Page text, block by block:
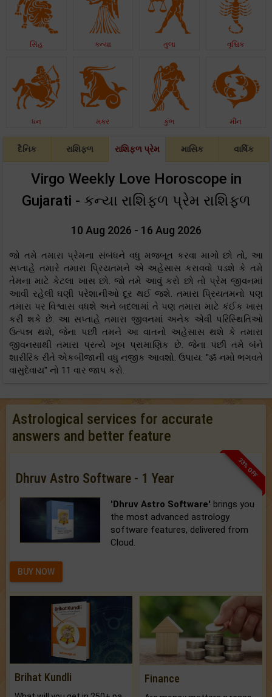
સિંહ કન્યા તુલા વૃશ્ચિક
ધન મકર કુંભ મીન
દૈનિક રાશિફળ રાશિફળ પ્રેમ માસિક વાર્ષિક
Virgo Weekly Love Horoscope in
Gujarati - કન્યા રાશિફળ પ્રેમ રાશિફળ
10 Aug 2026 - 16 Aug 2026
જો તમે તમારા પ્રેમના સંબંધને વધુ મજબૂત કરવા માગો છો તો, આ
સપ્તાહે તમારે તમારા પ્રિયતમને એ અહેસાસ કરાવવો પડશે કે તમે
તેમના માટે કેટલા ખાસ છો. જો તમે આવું કરો છો તો પ્રેમ જીવનમાં
આવી રહેલી ઘણી પરેશાનીઓ દૂર થઈ જશે. તમારા પ્રિયતમનો પણ
તમારા પર વિશ્વાસ વધશે અને બદલામાં તે પણ તમારા માટે કંઈક ખાસ
કરી શકે છે. આ સપ્તાહે તમારા જીવનમાં અનેક એવી પરિસ્થિતિઓ
ઉત્પન્ન થશે, જેના પછી તમને આ વાતનો અહેસાસ થશે કે તમારા
જીવનસાથી તમારા પ્રત્યે ખૂબ પ્રામાણિક છે. જેના પછી તમે બંને
શારીરિક રીતે એકબીજાની વધુ નજીક આવશો. ઉપાય: "ॐ નમો ભગવતે
વાસુદેવાય" નો 11 વાર જાપ કરો.
Astrological services for accurate
answers and better feature
33% OFF
Dhruv Astro Software - 1 Year
'Dhruv Astro Software' brings you
the most advanced astrology
software features, delivered from
Cloud.
BUY NOW
Brihat Kundli Finance